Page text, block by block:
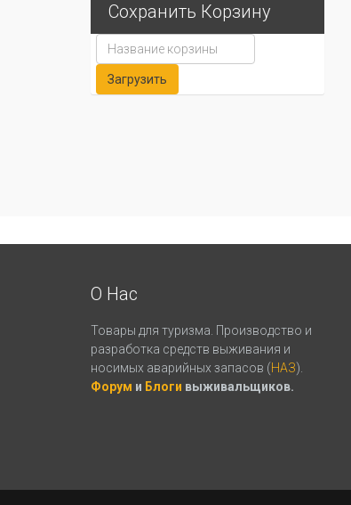
Сохранить Корзину
О Нас
Товары для туризма. Производство и
разработка средств выживания и
носимых аварийных запасов (НАЗ).
Форум и Блоги выживальщиков.